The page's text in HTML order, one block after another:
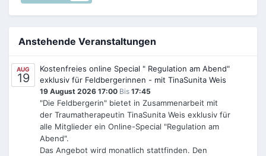
Anstehende Veranstaltungen
AUG
19
Kostenfreies online Special " Regulation am Abend"
exklusiv für Feldbergerinnen - mit TinaSunita Weis
19 August 2026 17:00 Bis 17:45
"Die Feldbergerin" bietet in Zusammenarbeit mit
der Traumatherapeutin TinaSunita Weis exklusiv für
alle Mitglieder ein Online-Special "Regulation am
Abend".
Das Angebot wird monatlich stattfinden. Den